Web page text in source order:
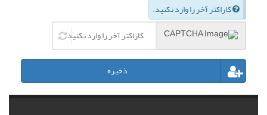
کاراکتر آخر را وارد نکنید.
ذخیره